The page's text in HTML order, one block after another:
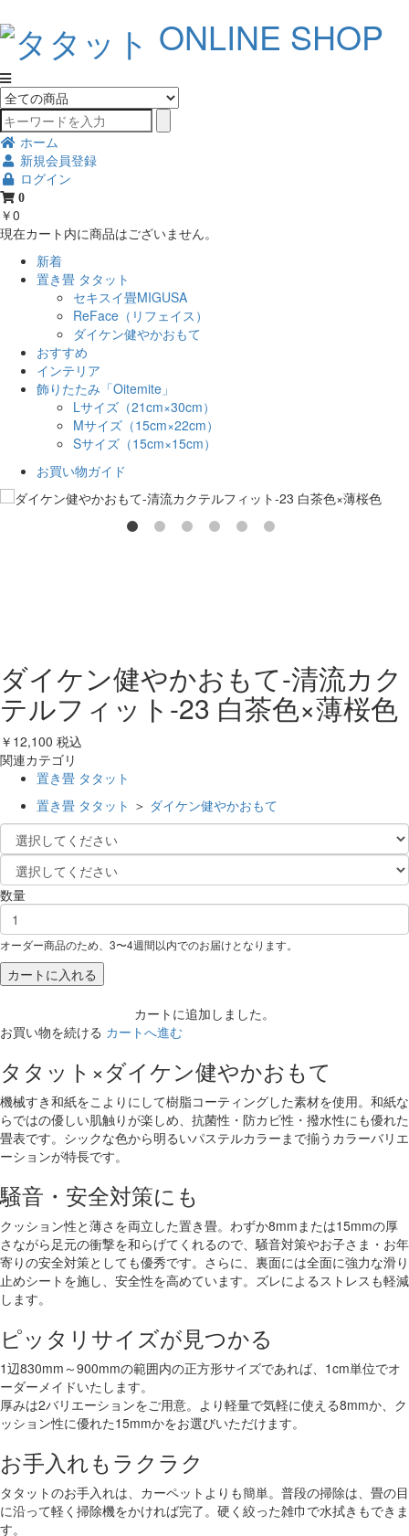
ONLINE SHOP
ホーム
新規会員登録
ログイン
0
￥0
現在カート内に商品はございません。
新着
置き畳 タタット
セキスイ畳MIGUSA
ReFace（リフェイス）
ダイケン健やかおもて
おすすめ
インテリア
飾りたたみ「Oitemite」
Lサイズ（21cm×30cm）
Mサイズ（15cm×22cm）
Sサイズ（15cm×15cm）
お買い物ガイド
ダイケン健やかおもて-清流カク
テルフィット-23 白茶色×薄桜色
￥12,100 税込
関連カテゴリ
置き畳 タタット
置き畳 タタット ＞ ダイケン健やかおもて
数量
オーダー商品のため、3〜4週間以内でのお届けとなります。
カートに入れる
カートに追加しました。
お買い物を続ける カートへ進む
タタット×ダイケン健やかおもて
機械すき和紙をこよりにして樹脂コーティングした素材を使用。和紙な
らではの優しい肌触りが楽しめ、抗菌性・防カビ性・撥水性にも優れた
畳表です。シックな色から明るいパステルカラーまで揃うカラーバリエ
ーションが特長です。
騒音・安全対策にも
クッション性と薄さを両立した置き畳。わずか8mmまたは15mmの厚
さながら足元の衝撃を和らげてくれるので、騒音対策やお子さま・お年
寄りの安全対策としても優秀です。さらに、裏面には全面に強力な滑り
止めシートを施し、安全性を高めています。ズレによるストレスも軽減
します。
ピッタリサイズが見つかる
1辺830mm～900mmの範囲内の正方形サイズであれば、1cm単位でオ
ーダーメイドいたします。
厚みは2バリエーションをご用意。より軽量で気軽に使える8mmか、ク
ッション性に優れた15mmかをお選びいただけます。
お手入れもラクラク
タタットのお手入れは、カーペットよりも簡単。普段の掃除は、畳の目
に沿って軽く掃除機をかければ完了。硬く絞った雑巾で水拭きもできま
す。